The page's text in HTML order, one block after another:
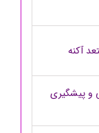
آکنه
و پیشگیری